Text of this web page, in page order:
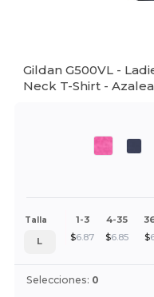
Gildan G500VL -
Neck T-Shirt -Azalea
Talla 1-3 4-35
L $6.87 $6.85 $
Selecciones: 0